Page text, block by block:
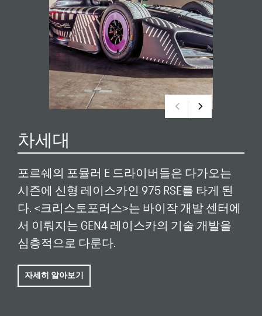
차세대
포르쉐의 포뮬러 E 드라이버들은 다가오는
시즌에 신형 레이스카인 975 RSE를 타게 된
다. <크리스토포러스>는 바이작 개발 센터에
서 이뤄지는 GEN4 레이스카의 기술 개발을
심층적으로 다룬다.
자세히 알아보기